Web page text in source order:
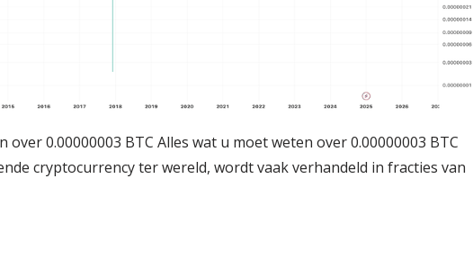
over 0.00000003 BTC Alles wat u moet weten over 0.00000003 BTC
cryptocurrency ter wereld, wordt vaak verhandeld in fracties van